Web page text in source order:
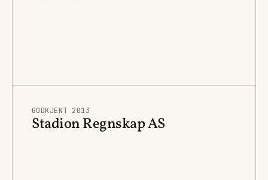
GODKJENT 2013
Stadion Regnskap AS